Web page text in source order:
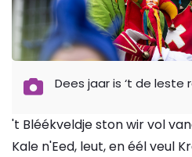
Dees jaar is ‘t de leste
't Bléékveldje ston wir vol
Kale n'Eed, leut, en éél veul